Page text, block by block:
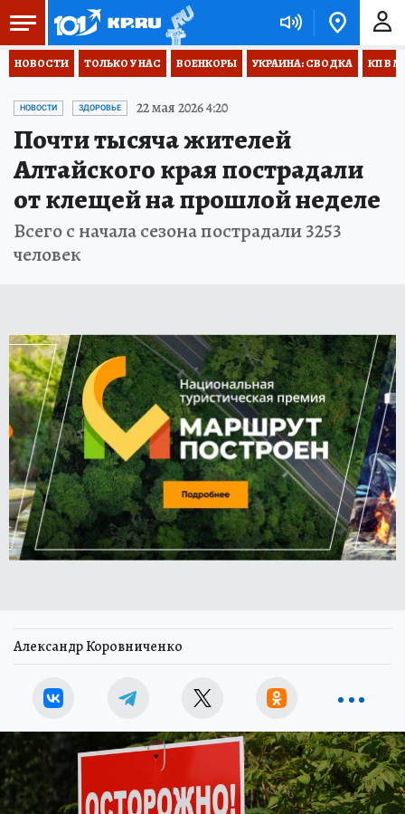
НОВОСТИ ТОЛЬКО У НАС ВОЕНКОРЫ УКРАИНА: СВОДКА КП В
НОВОСТИ ЗДОРОВЬЕ 22 мая 2026 4:20
Почти тысяча жителей
Алтайского края пострадали
от клещей на прошлой неделе
Всего с начала сезона пострадали 3253
человек
Александр Коровниченко